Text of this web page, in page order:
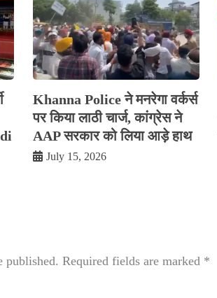
Khanna Police ने मनरेगा वर्कर्स
पर किया लाठी चार्ज, कांग्रेस ने
AAP सरकार को लिया आड़े हाथ
July 15, 2026
published. Required fields are marked *